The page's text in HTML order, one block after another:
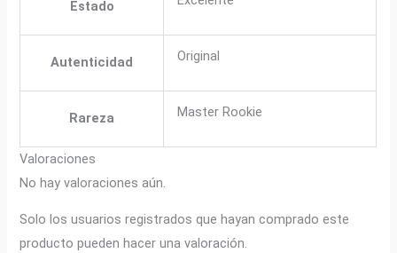
Estado
Autenticidad Original
Rareza Master Rookie
Valoraciones
No hay valoraciones aún.
Solo los usuarios registrados que hayan comprado este
producto pueden hacer una valoración.